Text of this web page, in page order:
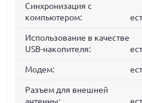
Синхронизация с
компьютером:
Использование в качестве
USB-накопителя:
Модем:
Разъем для внешней